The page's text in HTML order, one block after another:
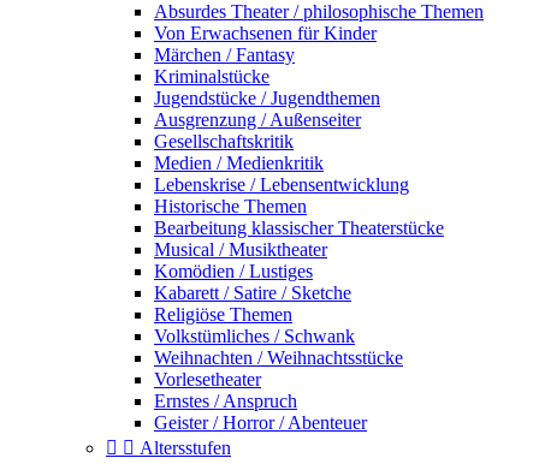
Absurdes Theater / philosophische Themen
Von Erwachsenen für Kinder
Märchen / Fantasy
Kriminalstücke
Jugendstücke / Jugendthemen
Ausgrenzung / Außenseiter
Gesellschaftskritik
Medien / Medienkritik
Lebenskrise / Lebensentwicklung
Historische Themen
Bearbeitung klassischer Theaterstücke
Musical / Musiktheater
Komödien / Lustiges
Kabarett / Satire / Sketche
Religiöse Themen
Volkstümliches / Schwank
Weihnachten / Weihnachtsstücke
Vorlesetheater
Ernstes / Anspruch
Geister / Horror / Abenteuer
  Altersstufen